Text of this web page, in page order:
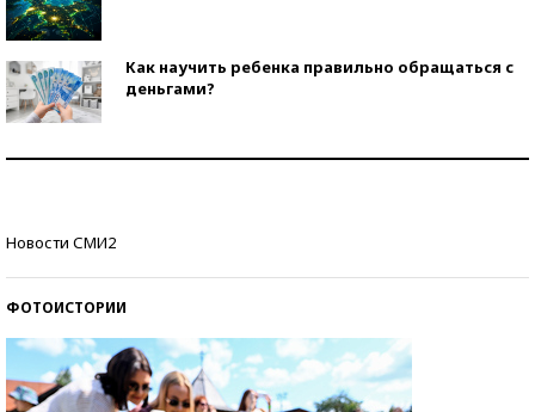
Как научить ребенка правильно обращаться с
деньгами?
Новости СМИ2
ФОТОИСТОРИИ